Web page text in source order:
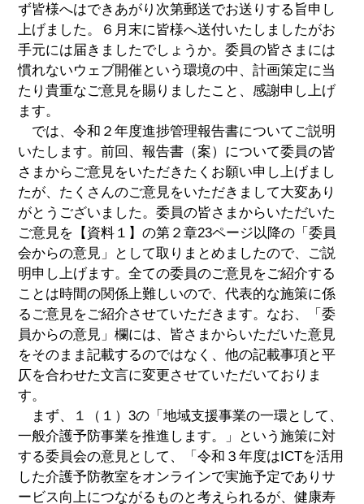
ず皆様へはできあがり次第郵送でお送りする旨申し
上げました。６月末に皆様へ送付いたしましたがお
手元には届きましたでしょうか。委員の皆さまには
慣れないウェブ開催という環境の中、計画策定に当
たり貴重なご意見を賜りましたこと、感謝申し上げ
ます。
では、令和２年度進捗管理報告書についてご説明
いたします。前回、報告書（案）について委員の皆
さまからご意見をいただきたくお願い申し上げまし
たが、たくさんのご意見をいただきまして大変あり
がとうございました。委員の皆さまからいただいた
ご意見を【資料１】の第２章23ページ以降の「委員
会からの意見」として取りまとめましたので、ご説
明申し上げます。全ての委員のご意見をご紹介する
ことは時間の関係上難しいので、代表的な施策に係
るご意見をご紹介させていただきます。なお、「委
員からの意見」欄には、皆さまからいただいた意見
をそのまま記載するのではなく、他の記載事項と平
仄を合わせた文言に変更させていただいておりま
す。
まず、１（１）3の「地域支援事業の一環として、
一般介護予防事業を推進します。」という施策に対
する委員会の意見として、「令和３年度はICTを活用
した介護予防教室をオンラインで実施予定でありサ
ービス向上につながるものと考えられるが、健康寿